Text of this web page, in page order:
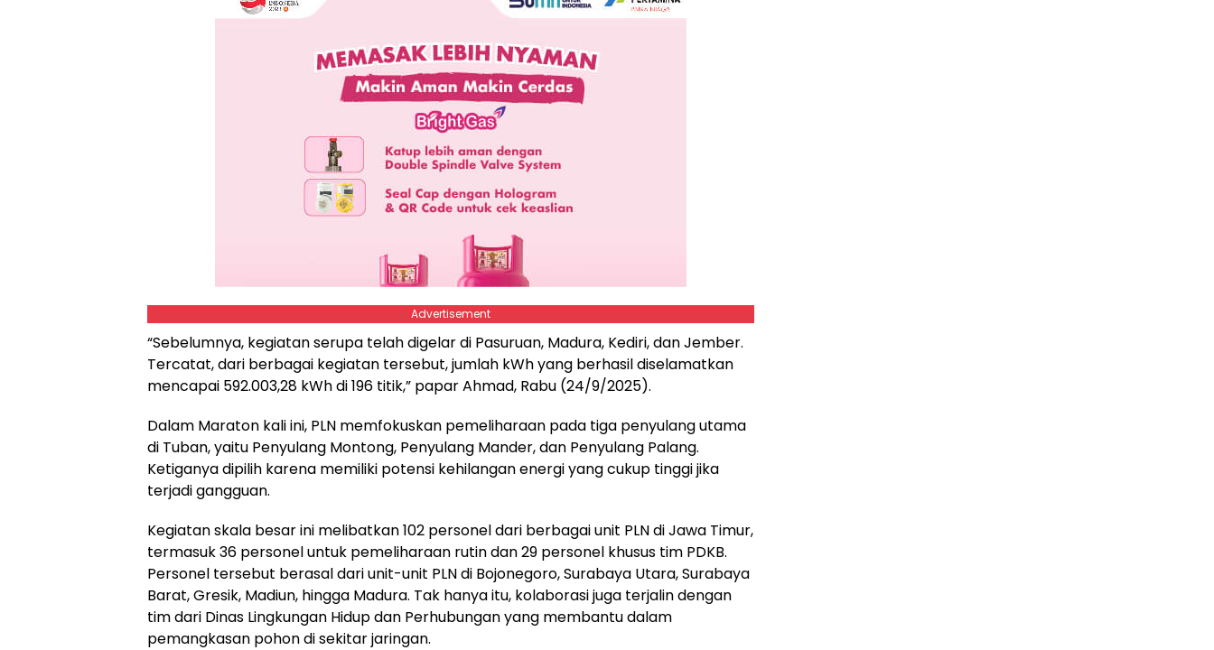
Advertisement
“Sebelumnya, kegiatan serupa telah digelar di Pasuruan, Madura, Kediri, dan Jember.
Tercatat, dari berbagai kegiatan tersebut, jumlah kWh yang berhasil diselamatkan
mencapai 592.003,28 kWh di 196 titik,” papar Ahmad, Rabu (24/9/2025).
Dalam Maraton kali ini, PLN memfokuskan pemeliharaan pada tiga penyulang utama
di Tuban, yaitu Penyulang Montong, Penyulang Mander, dan Penyulang Palang.
Ketiganya dipilih karena memiliki potensi kehilangan energi yang cukup tinggi jika
terjadi gangguan.
Kegiatan skala besar ini melibatkan 102 personel dari berbagai unit PLN di Jawa Timur,
termasuk 36 personel untuk pemeliharaan rutin dan 29 personel khusus tim PDKB.
Personel tersebut berasal dari unit-unit PLN di Bojonegoro, Surabaya Utara, Surabaya
Barat, Gresik, Madiun, hingga Madura. Tak hanya itu, kolaborasi juga terjalin dengan
tim dari Dinas Lingkungan Hidup dan Perhubungan yang membantu dalam
pemangkasan pohon di sekitar jaringan.